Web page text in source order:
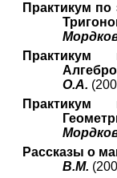
Практикум по
Практикум
О.А.
Практикум
Рассказы о
В.М.